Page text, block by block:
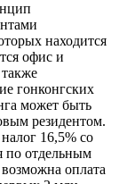
находится
офис и
гонконгских
может быть
резидентом.
16,5% со
по отдельным
возможна оплата